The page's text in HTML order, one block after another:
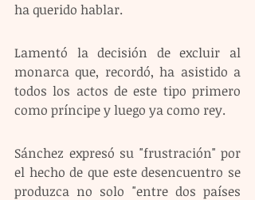
ha querido hablar.
Lamentó la decisión de excluir al
monarca que, recordó, ha asistido a
todos los actos de este tipo primero
como príncipe y luego ya como rey.
Sánchez expresó su "frustración" por
el hecho de que este desencuentro se
produzca no solo "entre dos países